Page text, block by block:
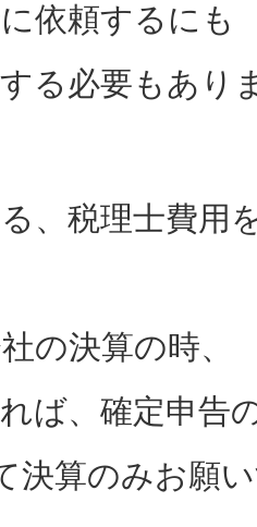
依頼するにも
る必要もあり
、税理士費用
の決算の時、
ば、確定申告
決算のみお願